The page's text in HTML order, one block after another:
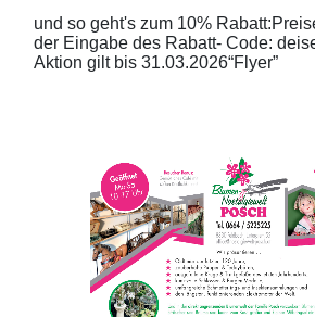
und so geht's zum 10%
der Eingabe des Rabatt- Code:
Aktion gilt bis 31.03.2026“Flyer”